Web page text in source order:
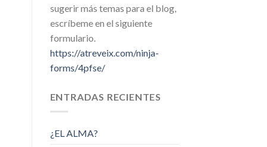
sugerir más temas para el blog,
escríbeme en el siguiente
formulario.
https://atreveix.com/ninja-
forms/4pfse/
ENTRADAS RECIENTES
¿EL ALMA?